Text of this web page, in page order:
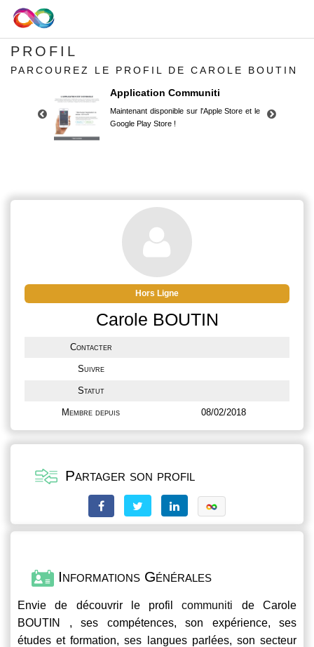
PROFIL
PARCOUREZ LE PROFIL DE CAROLE BOUTIN
Application Communiti
Maintenant disponible sur l'Apple Store et le
Google Play Store !
Google Play Store !
Hors Ligne
Carole BOUTIN
Contacter
Suivre
Statut
Membre depuis 08/02/2018
Partager son profil
Informations Générales
Envie de découvrir le profilcommuniti de Carole
BOUTIN , ses compétences, son expérience, ses
études et formation, ses langues parlées, son secteur